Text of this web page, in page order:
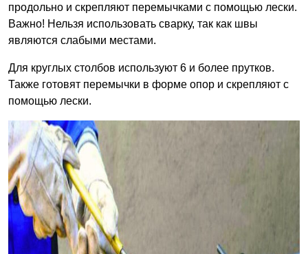
продольно и скрепляют перемычками с помощью лески.
Важно! Нельзя использовать сварку, так как швы
являются слабыми местами.
Для круглых столбов используют 6 и более прутков.
Также готовят перемычки в форме опор и скрепляют с
помощью лески.